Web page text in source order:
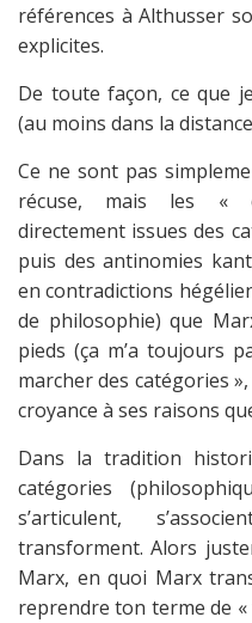
références à Althusser
explicites.
De toute façon, ce que
(au moins dans la
Ce ne sont pas
récuse, mais les «
directement issues des
puis des antinomies
en contradictions
de philosophie) que
pieds (ça m’a toujours
marcher des catégories
croyance à ses raisons
Dans la tradition
catégories
s’articulent,
transforment. Alors
Marx, en quoi Marx
reprendre ton terme de «